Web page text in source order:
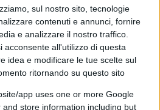
sul nostro sito, tecnologie
contenuti e annunci, fornire
e analizzare il nostro traffico.
acconsente all'utilizzo di questa
idea e modificare le tue scelte sul
ritornando su questo sito
app uses one or more Google
store information including but